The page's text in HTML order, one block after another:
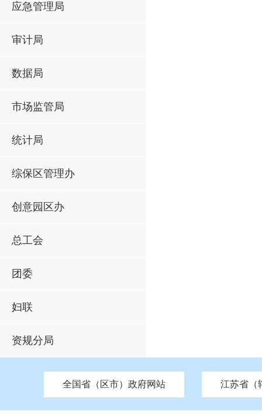
应急管理局
审计局
数据局
市场监管局
统计局
综保区管理办
创意园区办
总工会
团委
妇联
资规分局
全国省（区市）政府网站
北京 天津 重庆 河南 河北 山西
江苏省（
中国江苏 南京市政府 苏州市政府 无锡
市发改委 市工信局 市教育局 市科技局 市